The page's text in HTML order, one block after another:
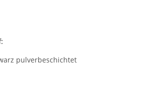
pulverbeschichtet